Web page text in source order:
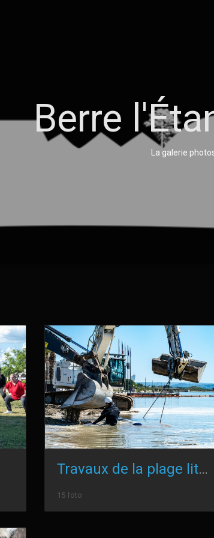
Berre
La galerie
Travaux de la plage littorale
15 foto